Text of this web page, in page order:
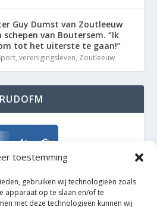
toestemming
gebruiken wij technologieën zoals
apparaat op te slaan en/of te
met deze technologieën kunnen wij
Guy Dumst van Zoutleeuw
van Boutersem. “Ik
tot het uiterste te gaan!”
,verenigingsleven, Zoutleeuw
TrudoFM